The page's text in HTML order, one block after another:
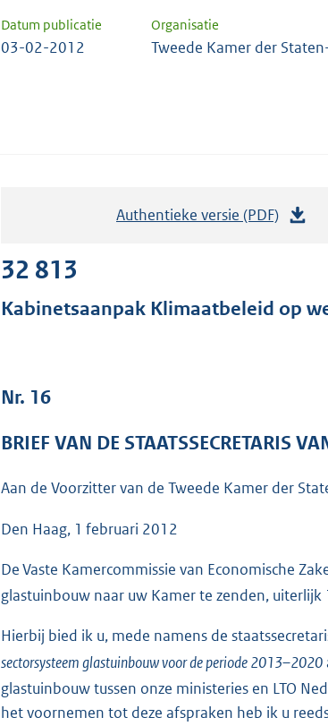
Datum publicatie Organisatie
03-02-2012 Tweede Kamer der
Authentieke versie (PDF)
a
r
o
:
4
b
32 813
Kabinetsaanpak Klimaatbeleid op
Nr. 16
BRIEF VAN DE STAATSSECRETARIS
Aan de Voorzitter van de Tweede Kamer der
Den Haag, 1 februari 2012
De Vaste Kamercommissie van Economische
glastuinbouw naar uw Kamer te zenden,
Hierbij bied ik u, mede namens de
sectorsysteem glastuinbouw voor de periode 2013–2020
glastuinbouw tussen onze ministeries en LTO
het voornemen tot deze afspraken heb ik u